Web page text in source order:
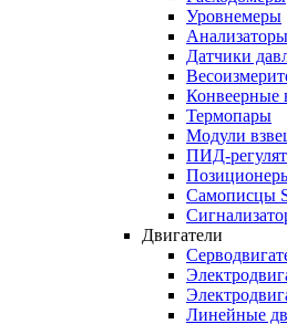
Уровнемеры
Датчики
Конвеерные
Термопары
Модули
ПИД-
Самописцы
Двигатели
Линейные